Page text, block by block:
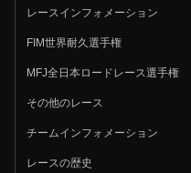
レースインフォメーション
FIM世界耐久選手権
MFJ全日本ロードレース選手権
その他のレース
チームインフォメーション
レースの歴史